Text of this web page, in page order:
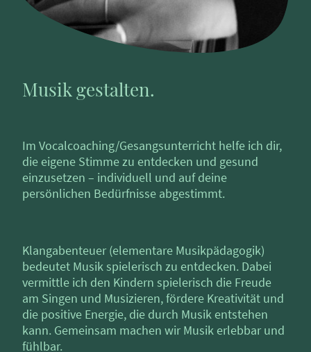
Musik gestalten.
Im Vocalcoaching/Gesangsunterricht helfe ich dir,
die eigene Stimme zu entdecken und gesund
einzusetzen – individuell und auf deine
persönlichen Bedürfnisse abgestimmt.
Klangabenteuer (elementare Musikpädagogik)
bedeutet Musik spielerisch zu entdecken. Dabei
vermittle ich den Kindern spielerisch die Freude
am Singen und Musizieren, fördere Kreativität und
die positive Energie, die durch Musik entstehen
kann. Gemeinsam machen wir Musik erlebbar und
fühlbar.